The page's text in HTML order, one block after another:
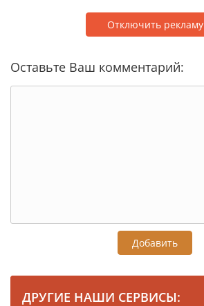
Отключить рекламу
Оставьте Ваш комментарий:
Добавить
ДРУГИЕ НАШИ СЕРВИСЫ: